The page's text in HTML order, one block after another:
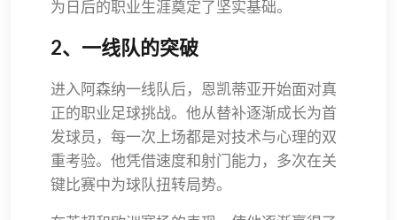
为日后的职业生涯奠定了坚实基础。
2、一线队的突破
进入阿森纳一线队后，恩凯蒂亚开始面对真
正的职业足球挑战。他从替补逐渐成长为首
发球员，每一次上场都是对技术与心理的双
重考验。他凭借速度和射门能力，多次在关
键比赛中为球队扭转局势。